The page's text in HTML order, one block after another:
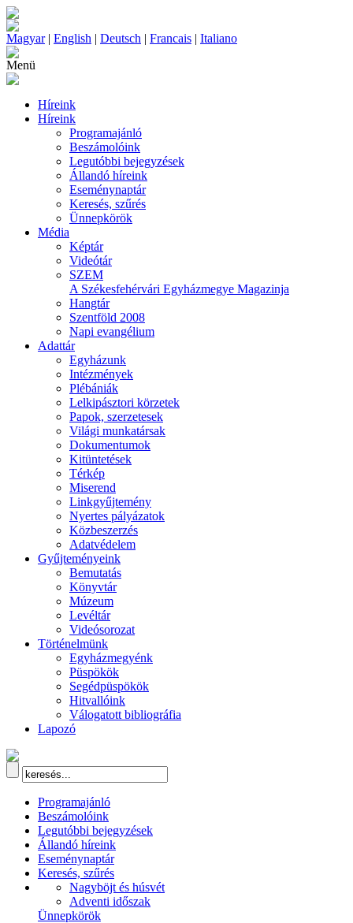
Magyar| English | Deutsch | Francais | Italiano
Menü
Híreink
Híreink
Programajánló
Beszámolóink
Legutóbbi bejegyzések
Állandó híreink
Eseménynaptár
Keresés, szűrés
Ünnepkörök
Média
Képtár
Videótár
SZEM
A Székesfehérvári Egyházmegye Magazinja
Hangtár
Szentföld 2008
Napi evangélium
Adattár
Egyházunk
Intézmények
Plébániák
Lelkipásztori körzetek
Papok, szerzetesek
Világi munkatársak
Dokumentumok
Kitüntetések
Térkép
Miserend
Linkgyűjtemény
Nyertes pályázatok
Közbeszerzés
Adatvédelem
Gyűjteményeink
Bemutatás
Könyvtár
Múzeum
Levéltár
Videósorozat
Történelmünk
Egyházmegyénk
Püspökök
Segédpüspökök
Hitvallóink
Válogatott bibliográfia
Lapozó
Programajánló
Beszámolóink
Legutóbbi bejegyzések
Állandó híreink
Eseménynaptár
Keresés, szűrés
Nagyböjt és húsvét
Adventi időszak
Ünnepkörök